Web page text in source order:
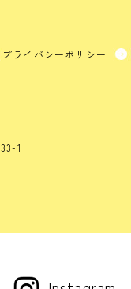
プライバシーポリシー
1